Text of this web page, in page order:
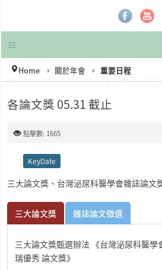
Home 關於年會 重要日程
各論文獎 05.31 截止
點擊數: 1665
KeyDate
三大論文獎、台灣泌尿科醫學會雜誌論文
三大論文獎 雜誌論文徵選
三大論文獎甄選辦法 《台灣泌尿科醫
瑞優秀 論文獎》